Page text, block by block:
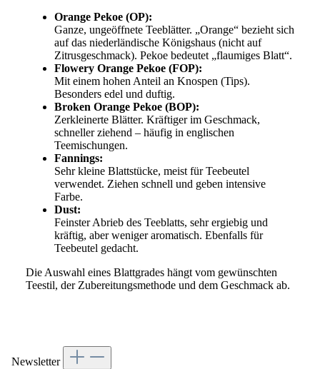
Orange Pekoe (OP):
Ganze, ungeöffnete Teeblätter. „Orange“ bezieht sich
auf das niederländische Königshaus (nicht auf
Zitrusgeschmack). Pekoe bedeutet „flaumiges Blatt“.
Flowery Orange Pekoe (FOP):
Mit einem hohen Anteil an Knospen (Tips).
Besonders edel und duftig.
Broken Orange Pekoe (BOP):
Zerkleinerte Blätter. Kräftiger im Geschmack,
schneller ziehend – häufig in englischen
Teemischungen.
Fannings:
Sehr kleine Blattstücke, meist für Teebeutel
verwendet. Ziehen schnell und geben intensive
Farbe.
Dust:
Feinster Abrieb des Teeblatts, sehr ergiebig und
kräftig, aber weniger aromatisch. Ebenfalls für
Teebeutel gedacht.
Die Auswahl eines Blattgrades hängt vom gewünschten
Teestil, der Zubereitungsmethode und dem Geschmack ab.
Newsletter